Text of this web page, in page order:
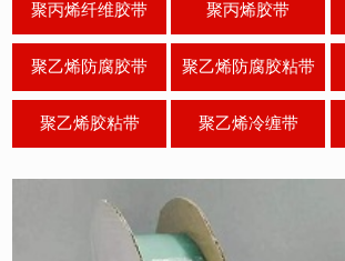
聚丙烯纤维胶带 聚丙烯胶带
聚乙烯防腐胶带 聚乙烯防腐胶粘带
聚乙烯胶粘带 聚乙烯冷缠带